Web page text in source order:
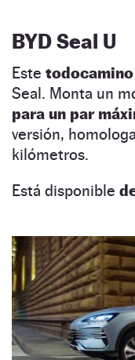
BYD Seal U
Este
Seal. Monta un
para un par
versión,
kilómetros.
Está disponible